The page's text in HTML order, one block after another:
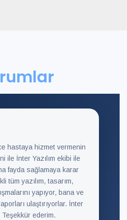
hastaya hizmet vermenin
ile İnter Yazılım ekibi ile
fayda sağlamaya karar
tüm yazılım, tasarım,
yapıyor, bana ve
ulaştırıyorlar. İnter
Teşekkür ederim.